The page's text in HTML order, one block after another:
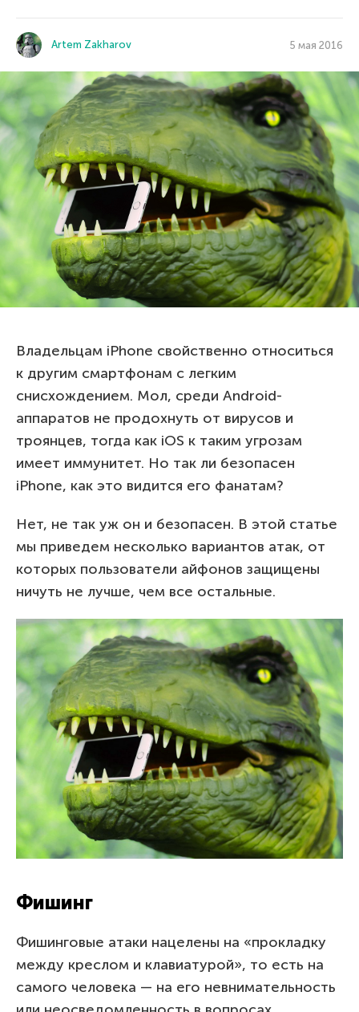
Artem Zakharov 5 мая 2016
Владельцам iPhone свойственно относиться
к другим смартфонам с легким
снисхождением. Мол, среди Android-
аппаратов не продохнуть от вирусов и
троянцев, тогда как iOS к таким угрозам
имеет иммунитет. Но так ли безопасен
iPhone, как это видится его фанатам?
Нет, не так уж он и безопасен. В этой статье
мы приведем несколько вариантов атак, от
которых пользователи айфонов защищены
ничуть не лучше, чем все остальные.
Фишинг
Фишинговые атаки нацелены на «прокладку
между креслом и клавиатурой», то есть на
самого человека — на его невнимательность